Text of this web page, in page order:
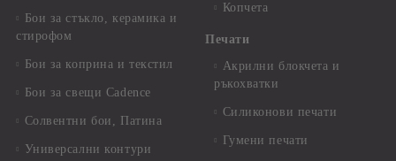
Бои за стъкло, керамика и
стирофом
Бои за коприна и текстил
Бои за свещи Cadence
Солвентни бои, Патина
Универсални контури
Копчета
Печати
Акрилни блокчета и
ръкохватки
Силиконови печати
Гумени печати